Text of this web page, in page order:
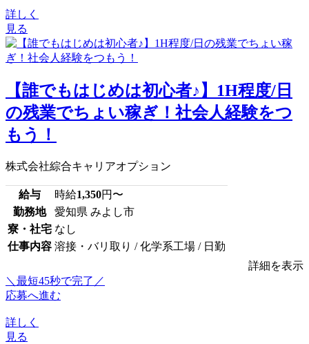
詳しく
見る
【誰でもはじめは初心者♪】1H程度/日
の残業でちょい稼ぎ！社会人経験をつ
もう！
株式会社綜合キャリアオプション
給与 時給1,350円〜
勤務地
愛知県 みよし市
寮・社宅 なし
仕事内容 溶接・バリ取り / 化学系工場 / 日勤
詳細を表示
＼最短45秒で完了／
応募へ進む
詳しく
見る